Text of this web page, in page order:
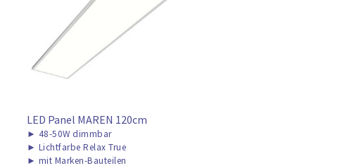
LED Panel MAREN 120cm
► 48-50W dimmbar
► Lichtfarbe Relax True
► mit Marken-Bauteilen